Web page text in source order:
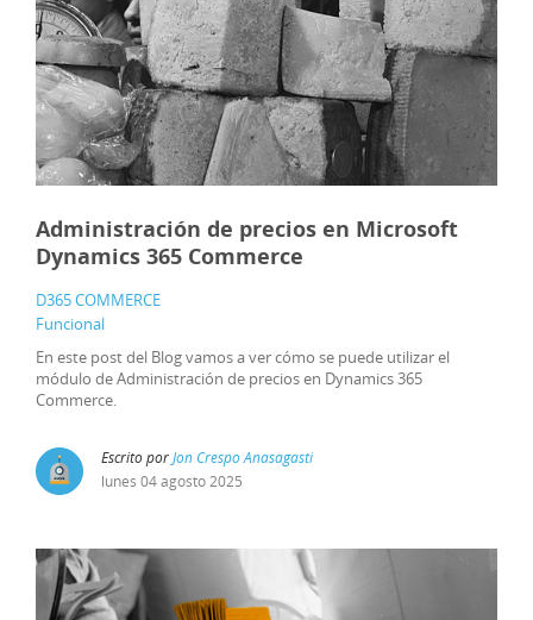
Administración de precios en Microsoft
Dynamics 365 Commerce
D365 COMMERCE
Funcional
En este post del Blog vamos a ver cómo se puede utilizar el
módulo de Administración de precios en Dynamics 365
Commerce.
Escrito porJon Crespo Anasagasti
lunes 04agosto2025